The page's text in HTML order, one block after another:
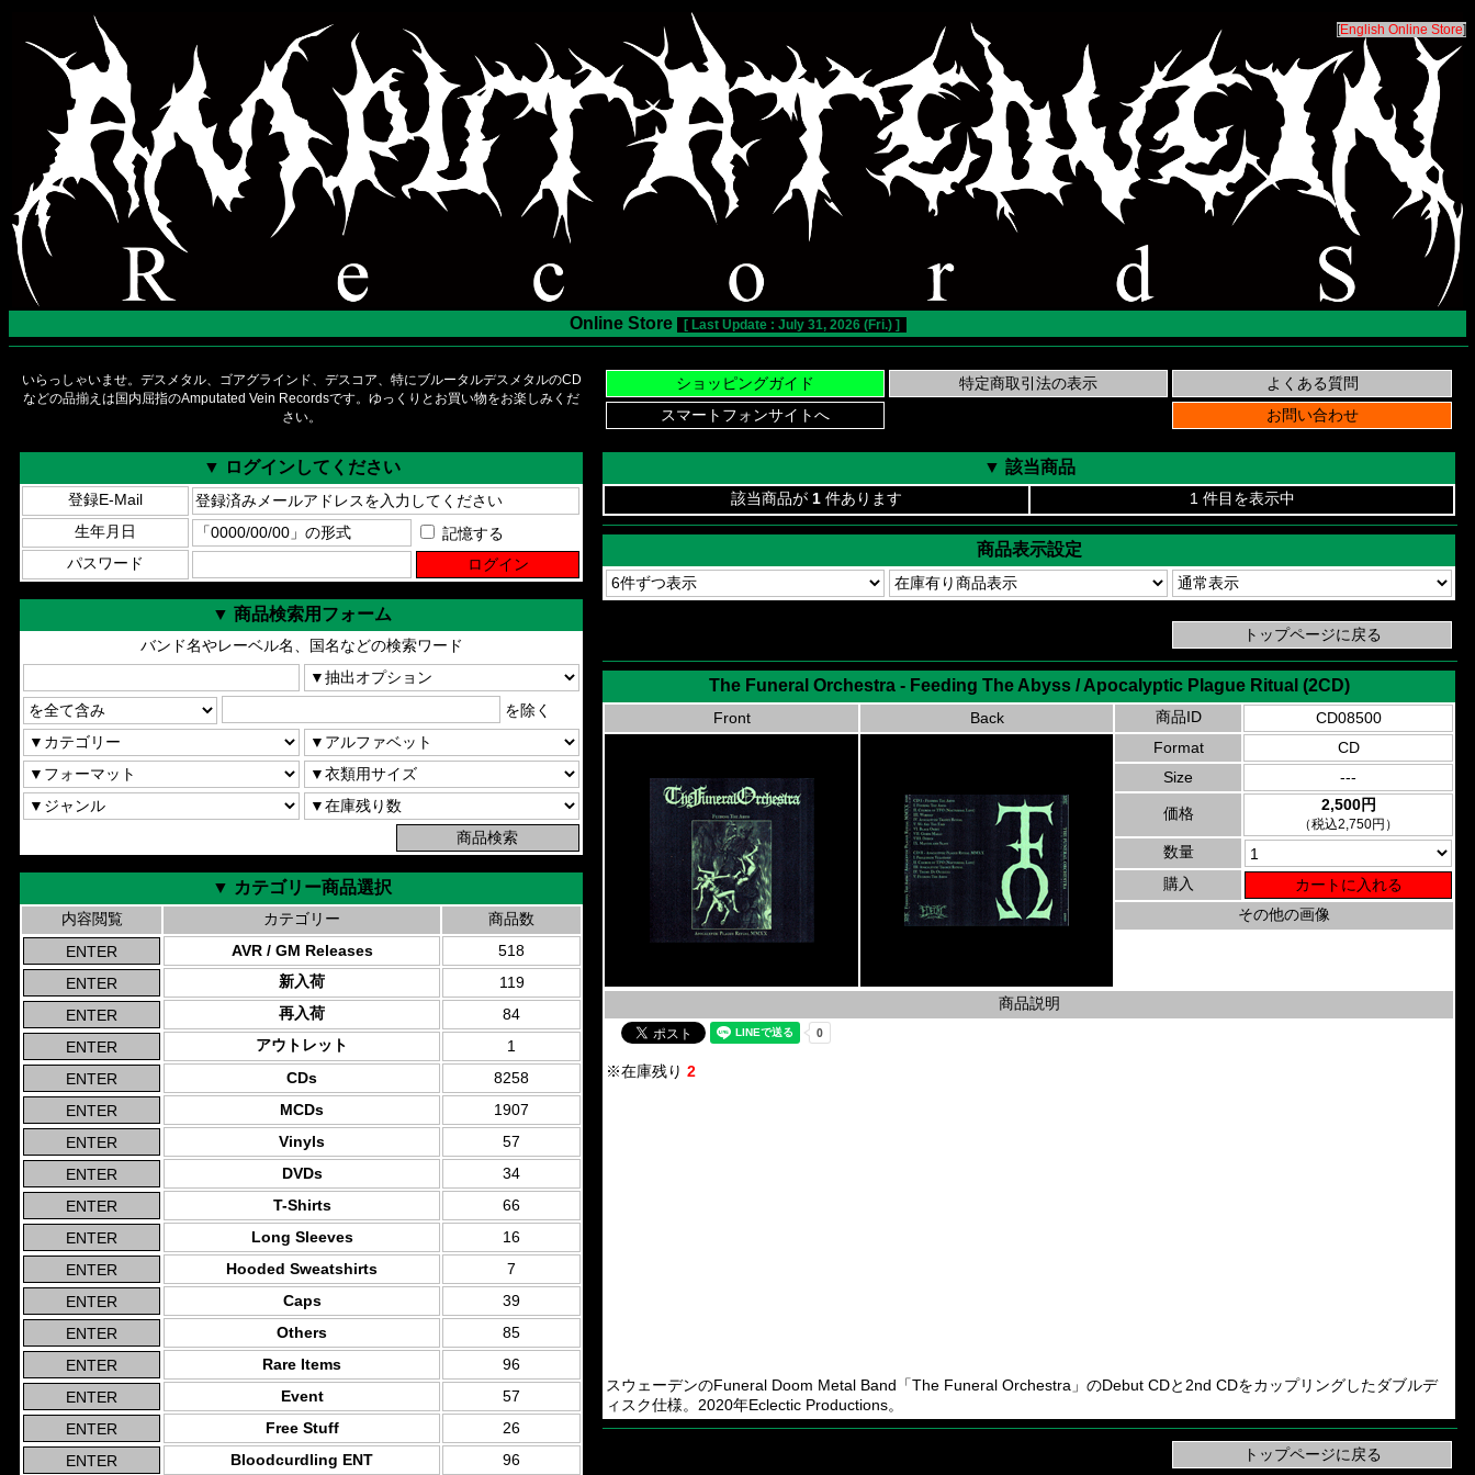
[English Online Store]
Online Store [ Last Update : July 31, 2026 (Fri.) ]
いらっしゃいませ。デスメタル、ゴアグラインド、デスコア、特にブルータルデスメタルのCD
などの品揃えは国内屈指のAmputated Vein Recordsです。ゆっくりとお買い物をお楽しみくだ
さい。
▼ ログインしてください
登録E-Mail
生年月日
記憶する
パスワード
▼ 商品検索用フォーム
バンド名やレーベル名、国名などの検索ワード
を除く
▼ カテゴリー商品選択
内容閲覧 カテゴリー
商品数
AVR / GM Releases
518
新入荷
119
再入荷
84
アウトレット
1
CDs
8258
MCDs
1907
Vinyls
57
DVDs
34
T-Shirts
66
Long Sleeves
16
Hooded Sweatshirts
7
Caps
39
Others
85
Rare Items
96
Event
57
Free Stuff
26
Bloodcurdling ENT
96
▼ 該当商品
該当商品が 1 件あります 1 件目を表示中
商品表示設定
The Funeral Orchestra - Feeding The Abyss / Apocalyptic Plague Ritual (2CD)
Front Back 商品ID
CD08500
Format
CD
Size
---
価格 2,500円
（税込2,750円）
数量
購入
その他の画像
商品説明
※在庫残り 2
スウェーデンのFuneral Doom Metal Band「The Funeral Orchestra」のDebut CDと2nd CDをカップリングしたダブルデ
ィスク仕様。2020年Eclectic Productions。